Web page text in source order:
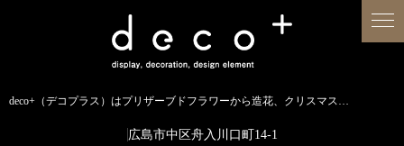
deco+（デコプラス）はプリザーブドフラワーから造花、クリスマス装飾、イルミネーションに至るまで扱う広島のディスプレイ専門ショップです。
広島市中区舟入川口町14-1